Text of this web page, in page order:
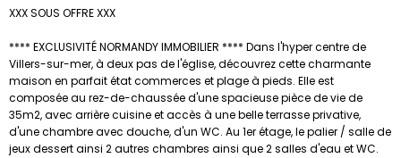
XXX SOUS OFFRE XXX
**** EXCLUSIVITÉ NORMANDY IMMOBILIER **** Dans l'hyper centre de
Villers-sur-mer, à deux pas de l'église, découvrez cette charmante
maison en parfait état commerces et plage à pieds. Elle est
composée au rez-de-chaussée d'une spacieuse pièce de vie de
35m2, avec arrière cuisine et accès à une belle terrasse privative,
d'une chambre avec douche, d'un WC. Au 1er étage, le palier / salle de
jeux dessert ainsi 2 autres chambres ainsi que 2 salles d'eau et WC.